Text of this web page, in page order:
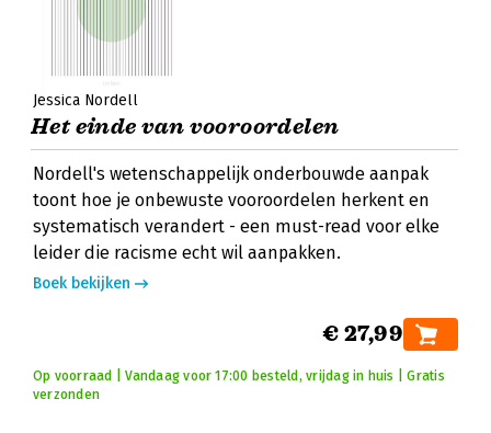
Jessica Nordell
Het einde van vooroordelen
Nordell's wetenschappelijk onderbouwde aanpak
toont hoe je onbewuste vooroordelen herkent en
systematisch verandert - een must-read voor elke
leider die racisme echt wil aanpakken.
Boek bekijken
€ 27,99
Op voorraad | Vandaag voor 17:00 besteld, vrijdag in huis | Gratis
verzonden